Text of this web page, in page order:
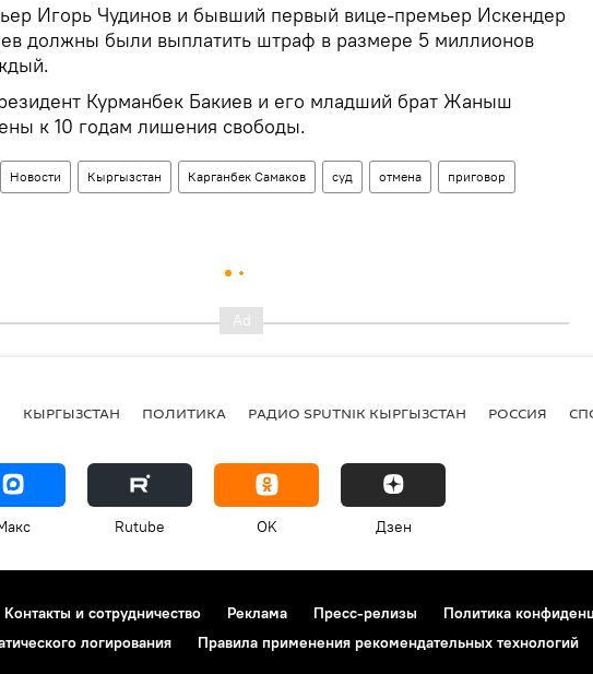
Игорь Чудинов и бывший первый вице-премьер Искендер
должны были выплатить штраф в размере 5 миллионов
Курманбек Бакиев и его младший брат Жаныш
к 10 годам лишения свободы.
Новости Кыргызстан Карганбек Самаков суд отмена приговор
КЫРГЫЗСТАН ПОЛИТИКА РАДИО SPUTNIK КЫРГЫЗСТАН РОССИЯ
Rutube OK Дзен
Контакты и сотрудничество Реклама Пресс-релизы
Политика
логирования
Правила применения рекомендательных технологий